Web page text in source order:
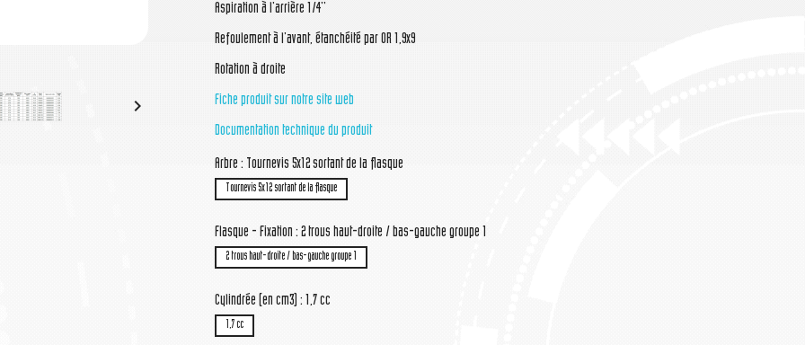

Aspiration à l'arrière 1/4''
Refoulement à l'avant, étanchéité par OR 1,9x9
Rotation à droite
Fiche produit sur notre site web
Documentation technique du produit
Arbre : Tournevis 5x12 sortant de la flasque
Tournevis 5x12 sortant de la flasque
Flasque - Fixation : 2 trous haut-droite / bas-gauche groupe 1
2 trous haut-droite / bas-gauche groupe 1
Cylindrée (en cm3) : 1,7 cc
1,7 cc